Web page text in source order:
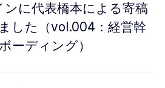
ンに代表橋本による寄稿
した（vol.004：経営幹
ーディング）